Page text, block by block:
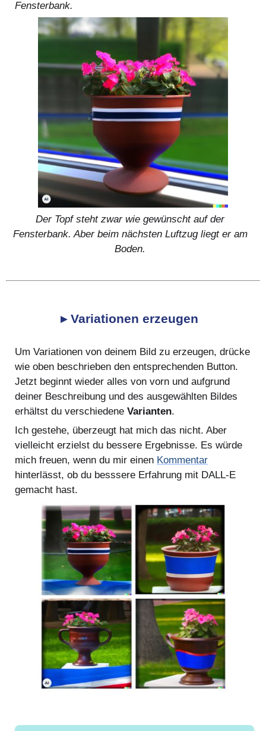
Der Topf steht zwar wie gewünscht auf der
Fensterbank. Aber beim nächsten Luftzug liegt er am
Boden.
Fensterbank.
▸ Variationen erzeugen
Um Variationen von deinem Bild zu erzeugen, drücke
wie oben beschrieben den entsprechenden Button.
Jetzt beginnt wieder alles von vorn und aufgrund
deiner Beschreibung und des ausgewählten Bildes
erhältst du verschiedene Varianten.
Ich gestehe, überzeugt hat mich das nicht. Aber
vielleicht erzielst du bessere Ergebnisse. Es würde
mich freuen, wenn du mir einen Kommentar
hinterlässt, ob du besssere Erfahrung mit DALL-E
gemacht hast.